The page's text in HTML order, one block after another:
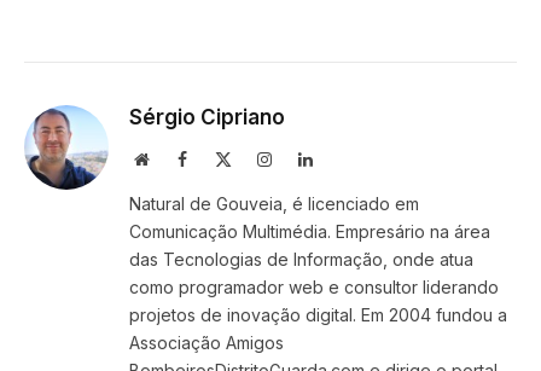
Sérgio Cipriano
WebsiteFacebook InstagramLinkedIn
Natural de Gouveia, é licenciado em
Comunicação Multimédia. Empresário na área
das Tecnologias de Informação, onde atua
como programador web e consultor liderando
projetos de inovação digital. Em 2004 fundou a
Associação Amigos